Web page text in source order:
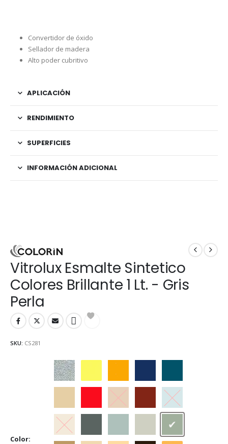
Convertidor de óxido
Sellador de madera
Alto poder cubritivo
APLICACIÓN
RENDIMIENTO
SUPERFICIES
INFORMACIÓN ADICIONAL
Vitrolux Esmalte Sintetico
Colores Brillante 1 Lt. - Gris
Perla
SKU: CS281
Color
Aluminio
BermellónCastaño Celeste
Crema Gris HieloGris Perla